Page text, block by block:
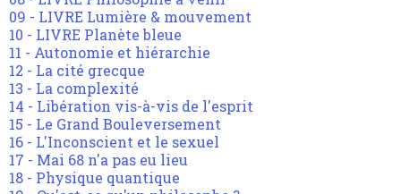
09 - LIVRE Lumière & mouvement
10 - LIVRE Planète bleue
11 - Autonomie et hiérarchie
12 - La cité grecque
13 - La complexité
14 - Libération vis-à-vis de l'esprit
15 - Le Grand Bouleversement
16 - L'Inconscient et le sexuel
17 - Mai 68 n'a pas eu lieu
18 - Physique quantique